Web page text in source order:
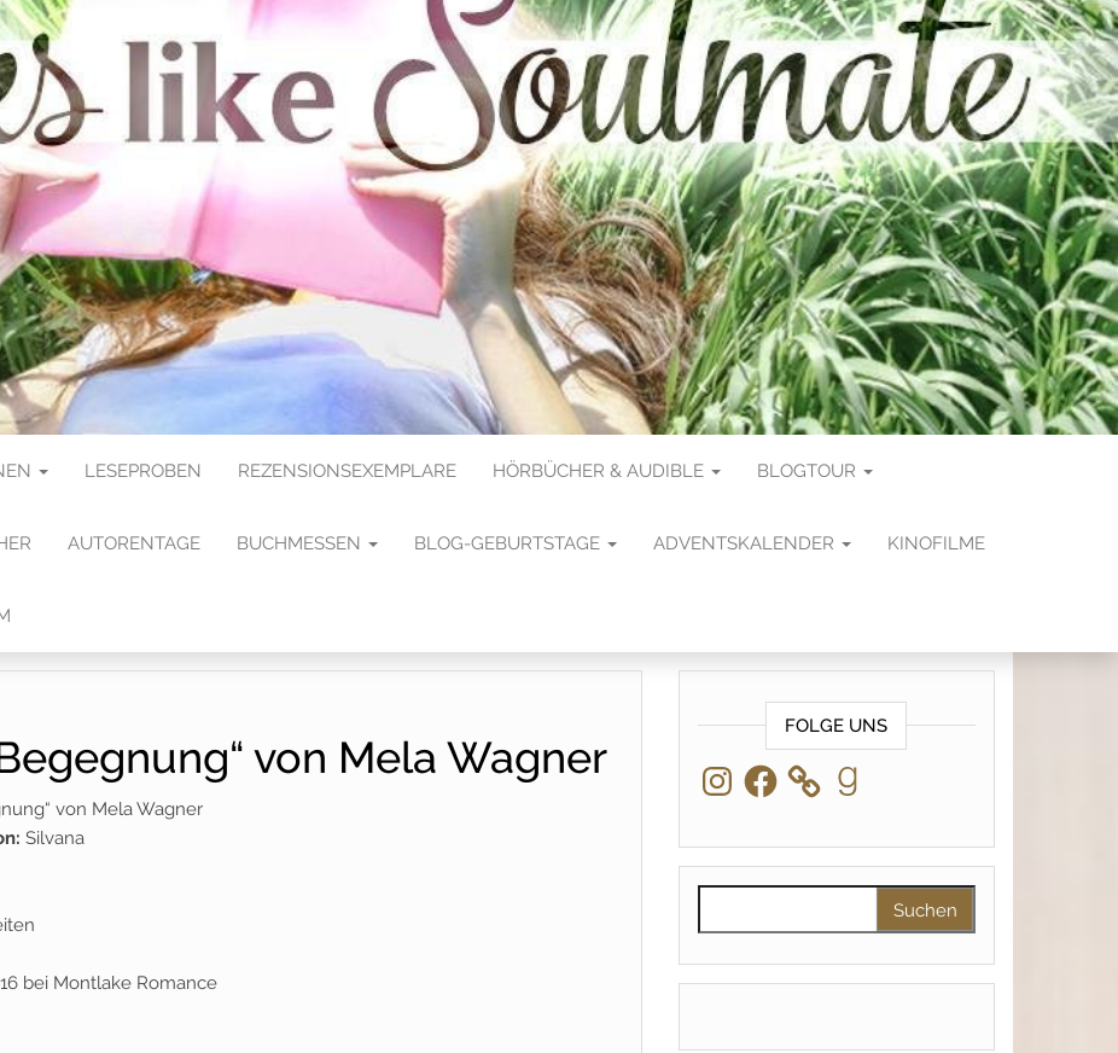
SOULMATE
LESEPROBEN REZENSIONSEXEMPLARE HÖRBÜCHER & AUDIBLE BLOGTOUR
AUTORENTAGE BUCHMESSEN BLOG-GEBURTSTAGE ADVENTSKALENDER KINOFILME
von Mela Wagner
von Mela Wagner
Silvana
bei Montlake Romance
FOLGE UNS
InstagramFacebook Goodreads